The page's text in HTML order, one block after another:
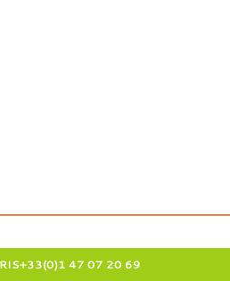
+33(0)1 47 07 20 69